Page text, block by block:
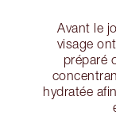
Avant le
visage
préparé
hydratée